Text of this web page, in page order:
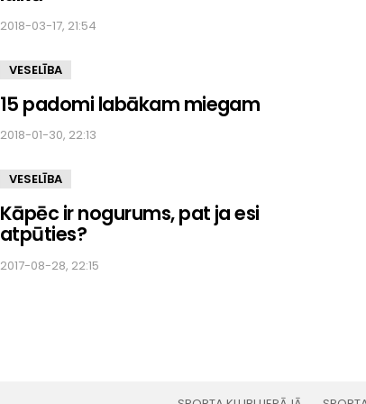
2018-03-17, 21:54
VESELĪBA
15 padomi labākam miegam
2018-01-30, 22:13
VESELĪBA
Kāpēc ir nogurums, pat ja esi
atpūties?
2017-08-28, 22:15